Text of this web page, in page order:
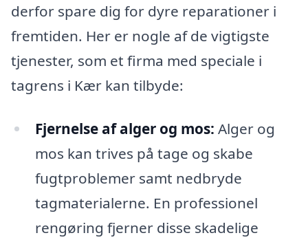
derfor spare dig for dyre reparationer i
fremtiden. Her er nogle af de vigtigste
tjenester, som et firma med speciale i
tagrens i Kær kan tilbyde:
Fjernelse af alger og mos: Alger og
mos kan trives på tage og skabe
fugtproblemer samt nedbryde
tagmaterialerne. En professionel
rengøring fjerner disse skadelige